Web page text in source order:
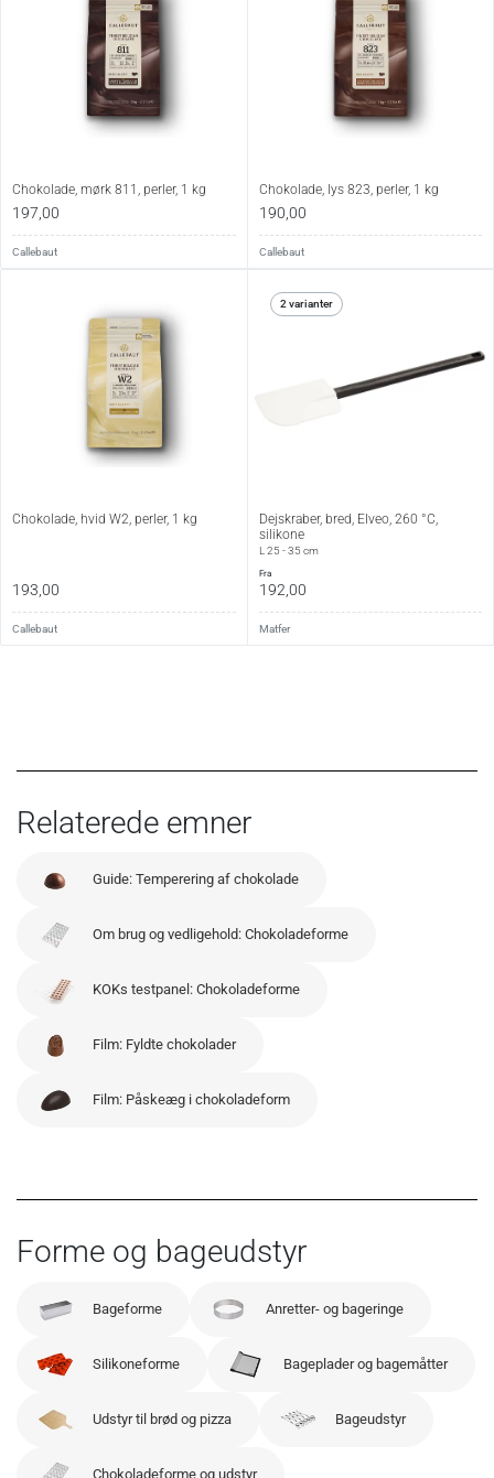
Chokolade, mørk 811, perler, 1 kg
197,00
Callebaut
Chokolade, lys 823, perler, 1 kg
190,00
Callebaut
Chokolade, hvid W2, perler, 1 kg
193,00
Callebaut
2 varianter
Dejskraber, bred, Elveo, 260 °C,
silikone
L 25 - 35 cm
fra
192,00
Matfer
Relaterede emner
Guide: Temperering af chokolade
Om brug og vedligehold: Chokoladeforme
KOKs testpanel: Chokoladeforme
Film: Fyldte chokolader
Film: Påskeæg i chokoladeform
Forme og bageudstyr
Bageforme Anretter- og bageringe
Silikoneforme Bageplader og bagemåtter
Udstyr til brød og pizza Bageudstyr
Chokoladeforme og udstyr